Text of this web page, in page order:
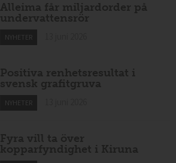
Alleima får miljardorder på
undervattensrör
NYHETER
Positiva renhetsresultat i
svensk grafitgruva
NYHETER
Fyra vill ta över
kopparfyndighet i Kiruna